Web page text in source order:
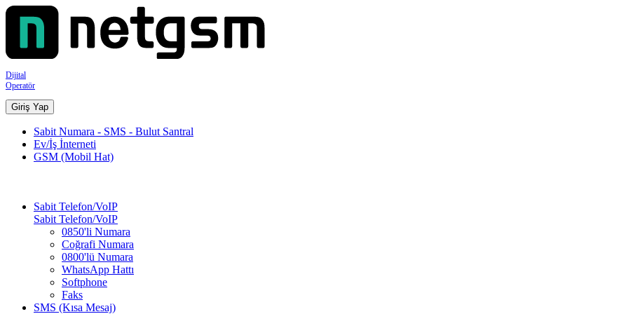
Dijital
Operatör
Giriş Yap
Sabit Numara - SMS - Bulut Santral
Ev/İş İnterneti
GSM (Mobil Hat)
Sabit Telefon/VoIP
Sabit Telefon/VoIP
0850'li Numara
Coğrafi Numara
0800'lü Numara
WhatsApp Hattı
Softphone
Faks
SMS (Kısa Mesaj)